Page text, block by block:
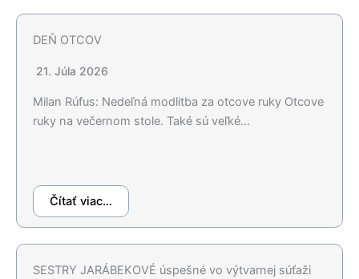
DEŇ OTCOV
21. Júla 2026
Milan Rúfus: Nedeľná modlitba za otcove ruky Otcove
ruky na večernom stole. Také sú veľké…
Čítať viac…
SESTRY JARÁBEKOVÉ úspešné vo výtvarnej súťaži